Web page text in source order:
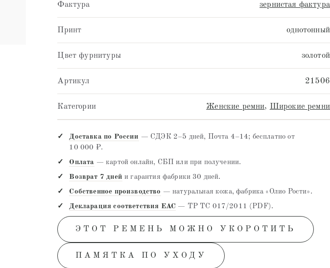
Фактура зернистая фактура
Принт однотонный
Цвет фурнитуры золотой
Артикул 21506
Категории Женские ремни, Широкие ремни
Доставка по России — СДЭК 2–5 дней, Почта 4–14; бесплатно от
10 000 ₽.
Оплата — картой онлайн, СБП или при получении.
Возврат 7 дней и гарантия фабрики 30 дней.
Собственное производство — натуральная кожа, фабрика «Олио Рости».
Декларация соответствия EAC — ТР ТС 017/2011 (PDF).
ЭТОТ РЕМЕНЬ МОЖНО УКОРОТИТЬ
ПАМЯТКА ПО УХОДУ